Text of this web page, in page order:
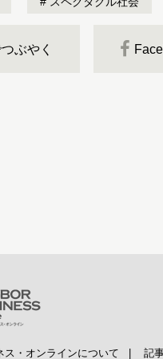
ぶやく
ス・オンラインについて 記